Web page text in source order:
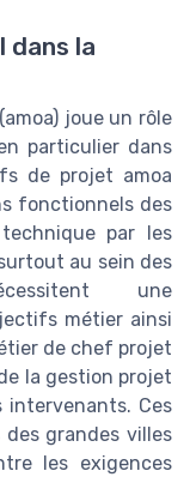
dans la
joue un rôle
particulier dans
de projet amoa
fonctionnels des
par les
au sein des
une
métier ainsi
de chef projet
la gestion projet
Ces
grandes villes
les exigences